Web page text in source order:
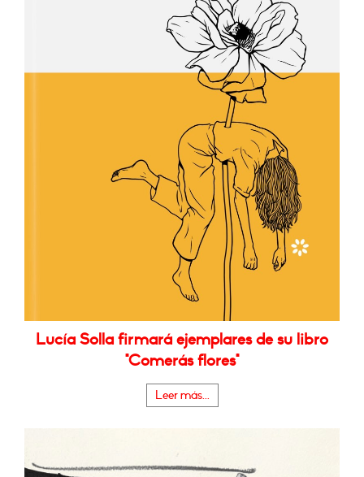
Lucía Solla firmará ejemplares de su libro
"Comerás flores"
Leer más...